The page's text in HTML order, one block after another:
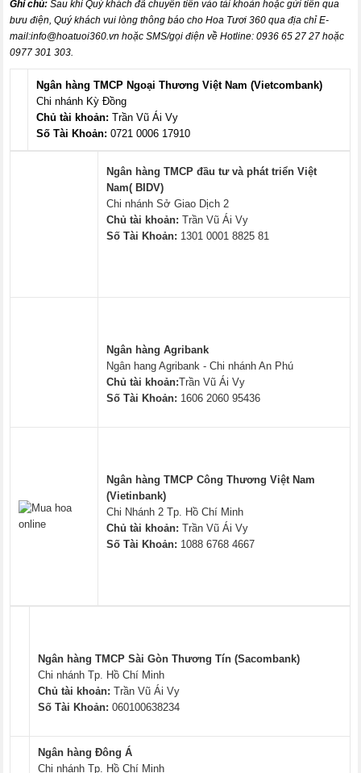
Ghi chú:Sau khi Quý khách đã chuyển tiền vào tài khoản hoặc gửi tiền qua
bưu điện, Quý khách vui lòng thông báo cho Hoa Tươi 360 qua địa chỉ E-
mail:info@hoatuoi360.vn hoặc SMS/gọi điện về Hotline: 0936 65 27 27 hoặc
0977 301 303.
Ngân hàng TMCP Ngoại Thương Việt Nam (Vietcombank)
Chi nhánh Kỳ Đồng
Chủ tài khoản: Trần Vũ Ái Vy
Số Tài Khoản: 0721 0006 17910
Ngân hàng TMCP đầu tư và phát triển Việt
Nam( BIDV)
Chi nhánh Sở Giao Dịch 2
Chủ tài khoản: Trần Vũ Ái Vy
Số Tài Khoản: 1301 0001 8825 81
Ngân hàng Agribank
Ngân hang Agribank - Chi nhánh An Phú
Chủ tài khoản:Trần Vũ Ái Vy
Số Tài Khoản: 1606 2060 95436
Ngân hàng TMCP Công Thương Việt Nam
(Vietinbank)
Chi Nhánh 2 Tp. Hồ Chí Minh
Chủ tài khoản: Trần Vũ Ái Vy
Số Tài Khoản: 1088 6768 4667
Ngân hàng TMCP Sài Gòn Thương Tín (Sacombank)
Chi nhánh Tp. Hồ Chí Minh
Chủ tài khoản: Trần Vũ Ái Vy
Số Tài Khoản: 060100638234
Ngân hàng Đông Á
Chi nhánh Tp. Hồ Chí Minh